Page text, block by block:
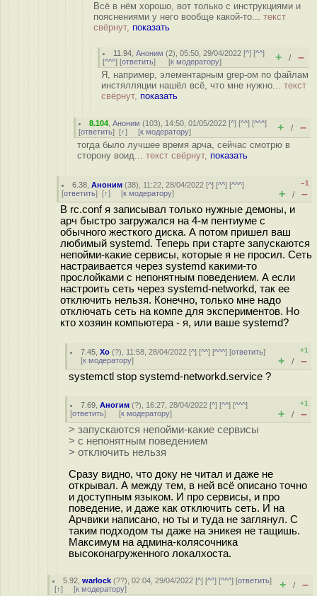
Всё в нём хорошо, вот только с инструкциями и
пояснениями у него вообще какой-то... текст
свёрнут, показать
11.94 ,Аноним (2), 05:50, 29/04/2022 [^] [^^]
[^^^] [ответить] [к модератору] + / –
Я, например, элементарным grep-ом по файлам
инстялляции нашёл всё, что мне нужно... текст
свёрнут, показать
8.104 ,Аноним (103), 14:50, 01/05/2022 [^] [^^] [^^^]
[ответить] [↑] [к модератору] + / –
тогда было лучшее время арча, сейчас смотрю в
сторону воид... текст свёрнут, показать
6.38 ,Аноним (38), 11:22, 28/04/2022 [^] [^^] [^^^]
[ответить] [↑] [к модератору]
–1
+ / –
В rc.conf я записывал только нужные демоны, и
арч быстро загружался на 4-м пентиуме с
обычного жесткого диска. А потом пришел ваш
любимый systemd. Теперь при старте запускаются
непойми-какие сервисы, которые я не просил. Сеть
настраивается через systemd какими-то
прослойками с непонятным поведением. А если
настроить сеть через systemd-networkd, так ее
отключить нельзя. Конечно, только мне надо
отключать сеть на компе для экспериментов. Но
кто хозяин компьютера - я, или ваше systemd?
7.45 ,Xo (?), 11:58, 28/04/2022 [^] [^^] [^^^] [ответить]
[к модератору]
+1
+ / –
systemctl stop systemd-networkd.service ?
7.69 ,Аногим (?), 16:27, 28/04/2022 [^] [^^] [^^^]
[ответить] [к модератору]
+1
+ / –
> запускаются непойми-какие сервисы
> с непонятным поведением
> отключить нельзя
Сразу видно, что доку не читал и даже не
открывал. А между тем, в ней всё описано точно
и доступным языком. И про сервисы, и про
поведение, и даже как отключить сеть. И на
Арчвики написано, но ты и туда не заглянул. С
таким подходом ты даже на эникея не тащишь.
Максимум на админа-колясочника
высоконагруженного локалхоста.
5.92 ,warlock (??), 02:04, 29/04/2022 [^] [^^] [^^^] [ответить]
[↑] [к модератору] + / –